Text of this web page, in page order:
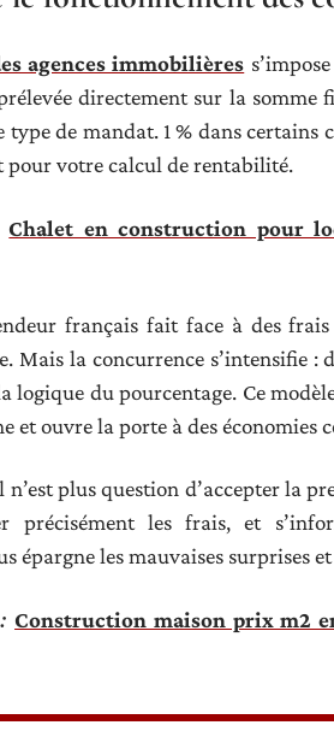
agences immobilières
directement sur la somme
type de mandat. 1 % dans certains
pour votre calcul de rentabilité.
Chalet en construction pour
français fait face à des
Mais la concurrence s’intensifie :
logique du pourcentage. Ce
et ouvre la porte à des économies
n’est plus question d’accepter la
précisément les frais, et
épargne les mauvaises surprises
Construction maison prix m2